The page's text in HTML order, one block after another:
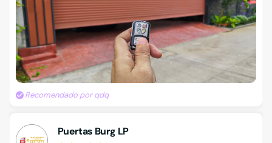
Recomendado por qdq
Puertas Burg LP